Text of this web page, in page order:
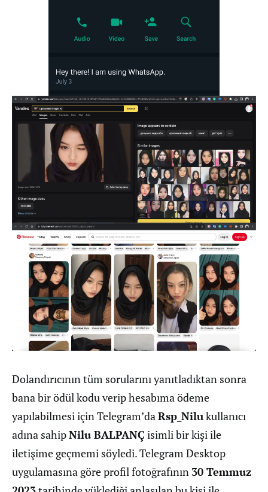
Dolandırıcının tüm sorularını yanıtladıktan sonra
bana bir ödül kodu verip hesabıma ödeme
yapılabilmesi için Telegram’daRsp_Nilukullanıcı
adına sahipNilu BALPANÇ isimli bir kişi ile
iletişime geçmemi söyledi. Telegram Desktop
uygulamasına göre profil fotoğrafının 30 Temmuz